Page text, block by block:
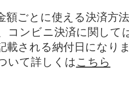
額ごとに使える決済方
コンビニ決済に関して
載される納付日になり
いて詳しくは こちら